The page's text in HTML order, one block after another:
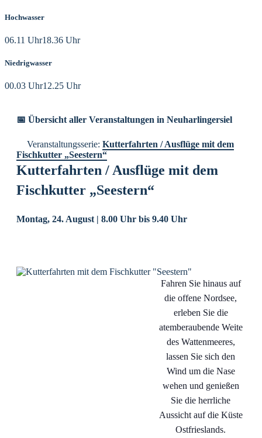
Hochwasser
06.11 Uhr18.36 Uhr
Niedrigwasser
00.03 Uhr12.25 Uhr
📅 Übersicht aller Veranstaltungen in Neuharlingersiel
Veranstaltungsserie: Kutterfahrten / Ausflüge mit dem
Fischkutter „Seestern“
Kutterfahrten / Ausflüge mit dem
Fischkutter „Seestern“
Montag, 24. August | 8.00 Uhr bis 9.40 Uhr
Fahren Sie hinaus auf
die offene Nordsee,
erleben Sie die
atemberaubende Weite
des Wattenmeeres,
lassen Sie sich den
Wind um die Nase
wehen und genießen
Sie die herrliche
Aussicht auf die Küste
Ostfrieslands.